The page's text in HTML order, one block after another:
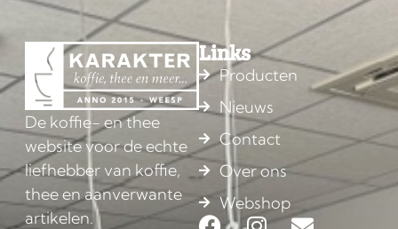
De koffie- en thee
website voor de echte
liefhebber van koffie,
thee en aanverwante
artikelen.
Links
Producten
Nieuws
Contact
Over ons
Webshop